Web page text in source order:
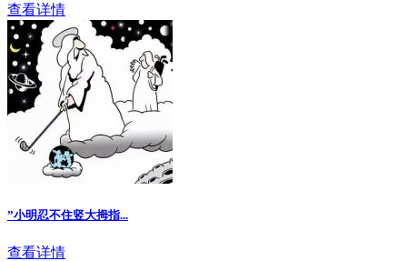
查看详情
”小明忍不住竖大拇指...
查看详情